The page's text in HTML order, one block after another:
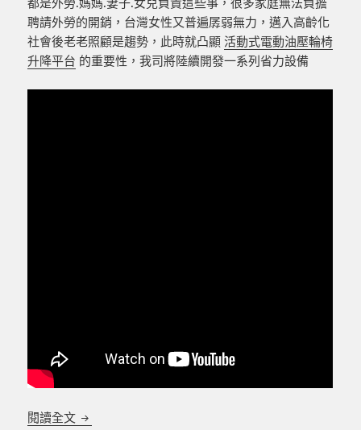
聘請外勞的開銷，台灣女性又普遍孱弱無力，邁入高齡化
社會後老老照顧是趨勢，此時就凸顯活動式電動油壓輪椅
升降平台 的重要性，我司將陸續開發一系列省力設備
閱讀全文 新北客戶訂做活動式電動油壓輪椅升降平台